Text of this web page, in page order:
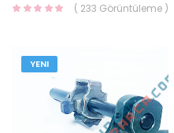
( 233 Görüntüleme )
YENI